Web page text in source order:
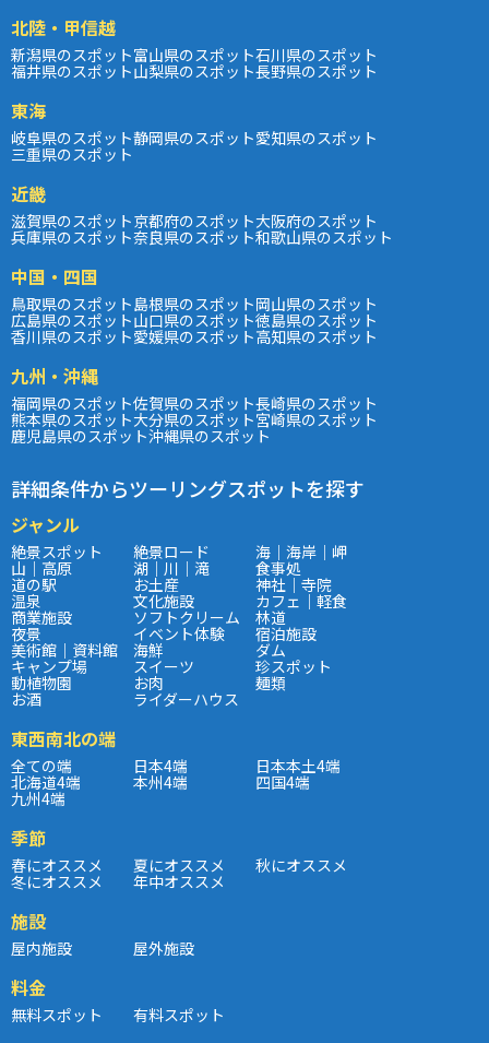
北陸・甲信越
新潟県のスポット富山県のスポット石川県のスポット
福井県のスポット山梨県のスポット長野県のスポット
東海
岐阜県のスポット静岡県のスポット愛知県のスポット
三重県のスポット
近畿
滋賀県のスポット京都府のスポット大阪府のスポット
兵庫県のスポット奈良県のスポット和歌山県のスポット
中国・四国
鳥取県のスポット島根県のスポット岡山県のスポット
広島県のスポット山口県のスポット徳島県のスポット
香川県のスポット愛媛県のスポット高知県のスポット
九州・沖縄
福岡県のスポット佐賀県のスポット長崎県のスポット
熊本県のスポット大分県のスポット宮崎県のスポット
鹿児島県のスポット沖縄県のスポット
詳細条件からツーリングスポットを探す
ジャンル
絶景スポット 絶景ロード 海｜海岸｜岬
山｜高原 湖｜川｜滝 食事処
道の駅 お土産 神社｜寺院
温泉 文化施設 カフェ｜軽食
商業施設 ソフトクリーム 林道
夜景 イベント体験 宿泊施設
美術館｜資料館 海鮮 ダム
キャンプ場 スイーツ 珍スポット
動植物園 お肉 麺類
お酒 ライダーハウス
東西南北の端
全ての端 日本4端 日本本土4端
北海道4端 本州4端 四国4端
九州4端
季節
春にオススメ 夏にオススメ 秋にオススメ
冬にオススメ 年中オススメ
施設
屋内施設 屋外施設
料金
無料スポット 有料スポット